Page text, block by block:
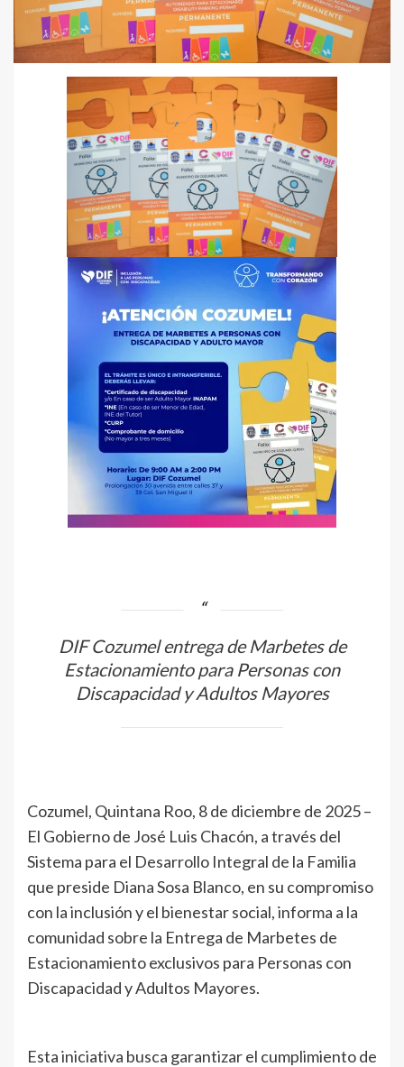
DIF Cozumel entrega de Marbetes de
Estacionamiento para Personas con
Discapacidad y Adultos Mayores
Cozumel, Quintana Roo, 8 de diciembre de 2025 –
El Gobierno de José Luis Chacón, a través del
Sistema para el Desarrollo Integral de la Familia
que preside Diana Sosa Blanco, en su compromiso
con la inclusión y el bienestar social, informa a la
comunidad sobre la Entrega de Marbetes de
Estacionamiento exclusivos para Personas con
Discapacidad y Adultos Mayores.
Esta iniciativa busca garantizar el cumplimiento de